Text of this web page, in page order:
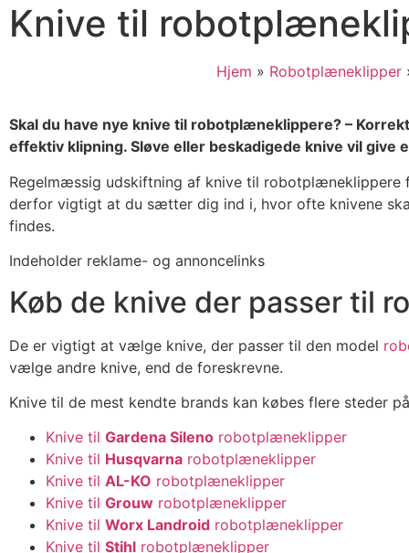
Knive til
Hjem » Robotplæneklipper
Skal du have nye knive til robotplæneklippere? –
effektiv klipning. Sløve eller beskadigede knive vil
Regelmæssig udskiftning af knive til
derfor vigtigt at du sætter dig ind i, hvor ofte knivene
findes.
Indeholder reklame- og annoncelinks
Køb de knive der passer til
De er vigtigt at vælge knive, der passer til den model
vælge andre knive, end de foreskrevne.
Knive til de mest kendte brands kan købes flere steder
Knive til Gardena Sileno robotplæneklipper
Knive til Husqvarna robotplæneklipper
Knive til AL-KO robotplæneklipper
Knive til Grouw robotplæneklipper
Knive til Worx Landroid robotplæneklipper
Knive til Stihl robotplæneklipper